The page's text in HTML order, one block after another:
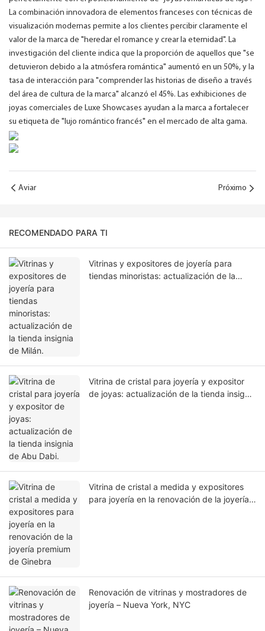
La combinación innovadora de elementos franceses con técnicas de
visualización modernas permite a los clientes percibir claramente el
valor de la marca de "heredar el romance y crear la eternidad". La
investigación del cliente indica que la proporción de aquellos que "se
detuvieron debido a la atmósfera romántica" aumentó en un 50%, y la
tasa de interacción para "comprender las historias de diseño a través
del área de cultura de la marca" alcanzó el 45%. Las exhibiciones de
joyas comerciales de Luxe Showcases ayudan a la marca a fortalecer
su etiqueta de "lujo romántico francés" en el mercado de alta gama.
Aviar Próximo
RECOMENDADO PARA TI
Vitrinas y expositores de joyería para
tiendas minoristas: actualización de la
Vitrina de cristal para joyería y expositor
de joyas: actualización de la tienda insignia
Vitrina de cristal a medida y expositores
para joyería en la renovación de la joyería
Renovación de vitrinas y mostradores de
joyería – Nueva York, NYC